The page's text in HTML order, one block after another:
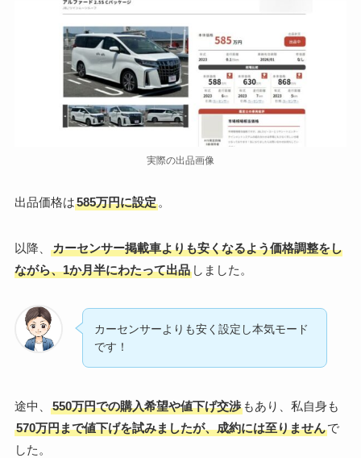
実際の出品画像
出品価格は585万円に設定。
以降、
カーセンサー掲載車よりも安くなるよう価格調整をし
ながら、1か月半にわたって出品しました。
カーセンサーよりも安く設定し本気モード
です！
途中、 550万円での購入希望や値下げ交渉もあり、私自身も
570万円まで値下げを試みましたが、成約には至りませんで
した。